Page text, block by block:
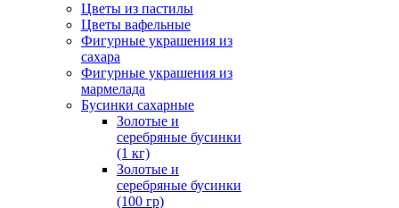
Цветы из пастилы
Цветы вафельные
Фигурные украшения из
сахара
Фигурные украшения из
мармелада
Бусинки сахарные
Золотые и
серебряные бусинки
(1 кг)
Золотые и
серебряные бусинки
(100 гр)